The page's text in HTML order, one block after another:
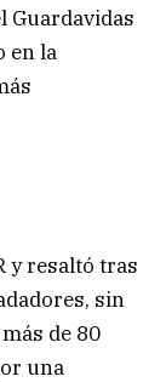
Guardavidas
en la
y resaltó tras
sin
de 80
una